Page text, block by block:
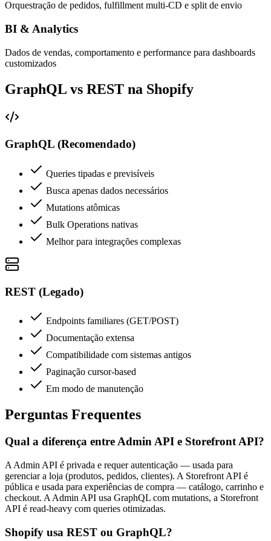
Orquestração de pedidos, fulfillment multi-CD e split de envio
BI & Analytics
Dados de vendas, comportamento e performance para dashboards
customizados
GraphQL vs REST na Shopify
GraphQL (Recomendado)
Queries tipadas e previsíveis
Busca apenas dados necessários
Mutations atômicas
Bulk Operations nativas
Melhor para integrações complexas
REST (Legado)
Endpoints familiares (GET/POST)
Documentação extensa
Compatibilidade com sistemas antigos
Paginação cursor-based
Em modo de manutenção
Perguntas Frequentes
Qual a diferença entre Admin API e Storefront API?
A Admin API é privada e requer autenticação — usada para
gerenciar a loja (produtos, pedidos, clientes). A Storefront API é
pública e usada para experiências de compra — catálogo, carrinho e
checkout. A Admin API usa GraphQL com mutations, a Storefront
API é read-heavy com queries otimizadas.
Shopify usa REST ou GraphQL?